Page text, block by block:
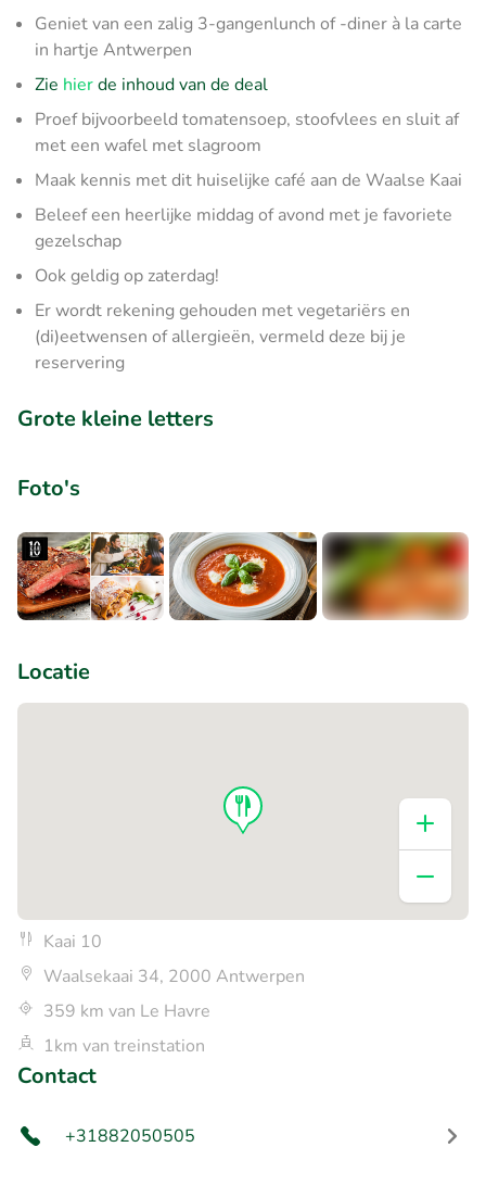
Geniet van een zalig 3-gangenlunch of -diner à la carte
in hartje Antwerpen
Zie hierde inhoud van de deal
Proef bijvoorbeeld tomatensoep, stoofvlees en sluit af
met een wafel met slagroom
Maak kennis met dit huiselijke café aan de Waalse Kaai
Beleef een heerlijke middag of avond met je favoriete
gezelschap
Ook geldig op zaterdag!
Er wordt rekening gehouden met vegetariërs en
(di)eetwensen of allergieën, vermeld deze bij je
reservering
Grote kleine letters
Foto's
Locatie
Kaai 10
Waalsekaai 34, 2000 Antwerpen
359 km van Le Havre
1km van treinstation
Contact
+31882050505